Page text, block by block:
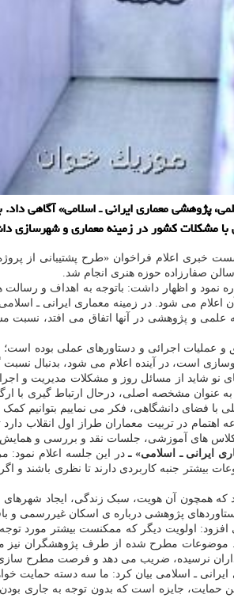
پژوهشی معماری ایرانی ـ اسلامی» آگاهی
مشکلات کشور در زمینه معماری و شهرسازی
صفارزاده حوزه هنری انجام شد.
نمود و اظهار داشت: باتوجه به اهداف و رسالت
می شود. در زمینه معماری ایرانی ـ
و پژوهشی در آنها اتفاق می افتد،
اجرائی و دستاورهای عملی بوده
است، در آینده اعلام می شود، بدنبال
شاید از مسائل روز و مشکلات مدیریت و
عنوان مشخصه اصلی، درحال ارتباط گیری با
با فضای دانشگاهی، فکر می نماییم بتوانیم
اهتمام در تربیت معماران طراز اول انقلاب
کلاس های آموزشی، جلسات نقد و بررسی و
ایرانی ـ اسلامی» ـدر این جلسه اعلام نمود:
بیشتر جنبه کاربردی دارند تا نظری
همچون آن هویت، سبک زندگی، ایجاد شهرهای
پژوهشی درباره ی اسکان غیررسمی و
اولویت دیگر که ممکنست بیشتر مورد
موضوعات مطرح شده از طرف پژوهشگران
نرسیده، ضریب می دهد و فرصت مطرح
ـ اسلامی بیان کرد: ما سه دسته
جایزه است که بدون توجه به جاری بودن